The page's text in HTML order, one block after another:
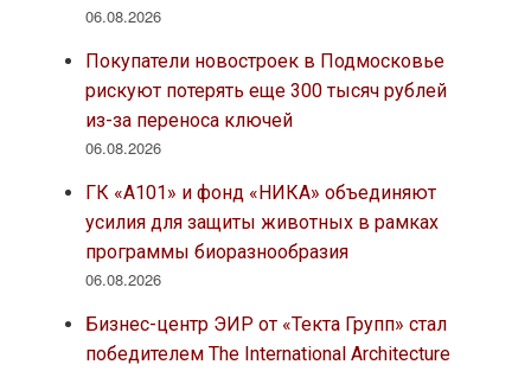
06.08.2026
Покупатели новостроек в Подмосковье
рискуют потерять еще 300 тысяч рублей
из-за переноса ключей
06.08.2026
ГК «А101» и фонд «НИКА» объединяют
усилия для защиты животных в рамках
программы биоразнообразия
06.08.2026
Бизнес-центр ЭИР от «Текта Групп» стал
победителем The International Architecture